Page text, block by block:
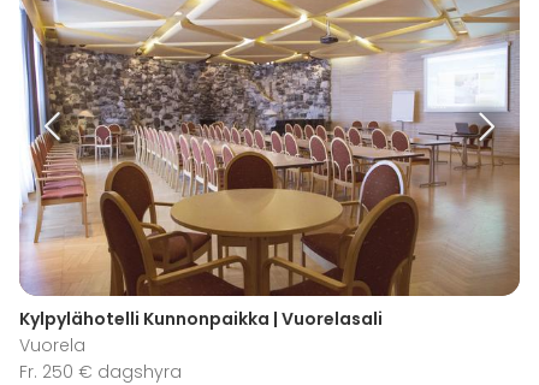
Kylpylähotelli Kunnonpaikka | Vuorelasali
Vuorela
Fr. 250 € dagshyra